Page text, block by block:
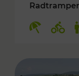
Radtramper